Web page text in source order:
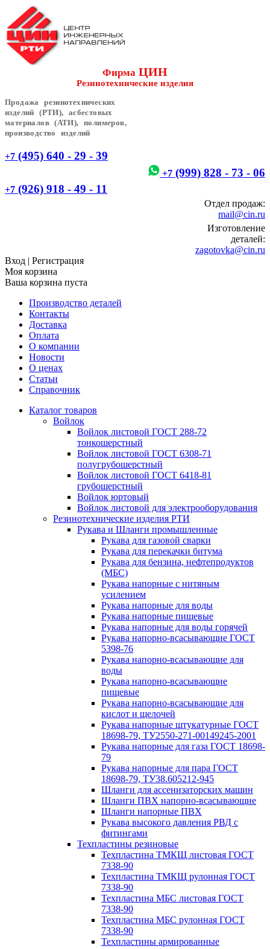
Фирма ЦИН
Резинотехнические изделия
Продажа резинотехнических
изделий (РТИ), асбестовых
материалов (АТИ), полимеров,
производство изделий
+7 (495) 640 - 29 - 39
+7 (999) 828 - 73 - 06
+7 (926) 918 - 49 - 11
Отдел продаж:
mail@cin.ru
Изготовление
деталей:
zagotovka@cin.ru
Вход | Регистрация
Моя корзина
Ваша корзина пуста
Производство деталей
Контакты
Доставка
Оплата
О компании
Новости
О ценах
Статьи
Справочник
Каталог товаров
Войлок
Войлок листовой ГОСТ 288-72
тонкошерстный
Войлок листовой ГОСТ 6308-71
полугрубошерстный
Войлок листовой ГОСТ 6418-81
грубошерстный
Войлок юртовый
Войлок листовой для электрооборудования
Резинотехнические изделия РТИ
Рукава и Шланги промышленные
Рукава для газовой сварки
Рукава для перекачки битума
Рукава для бензина, нефтепродуктов
(МБС)
Рукава напорные с нитяным
усилением
Рукава напорные для воды
Рукава напорные пищевые
Рукава напорные для воды горячей
Рукава напорно-всасывающие ГОСТ
5398-76
Рукава напорно-всасывающие для
воды
Рукава напорно-всасывающие
пищевые
Рукава напорно-всасывающие для
кислот и щелочей
Рукава напорные штукатурные ГОСТ
18698-79, ТУ2550-271-00149245-2001
Рукава напорные для газа ГОСТ 18698-
79
Рукава напорные для пара ГОСТ
18698-79, ТУ38.605212-945
Шланги для ассенизаторских машин
Шланги ПВХ напорно-всасывающие
Шланги напорные ПВХ
Рукава высокого давления РВД с
фитингами
Техпластины резиновые
Техпластина ТМКЩ листовая ГОСТ
7338-90
Техпластина ТМКЩ рулонная ГОСТ
7338-90
Техпластина МБС листовая ГОСТ
7338-90
Техпластина МБС рулонная ГОСТ
7338-90
Техпластины армированные